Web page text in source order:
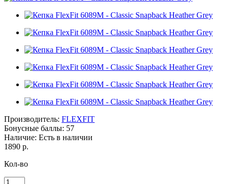
Производитель: FLEXFIT
Бонусные баллы: 57
Наличие: Есть в наличии
1890 р.
Кол-во